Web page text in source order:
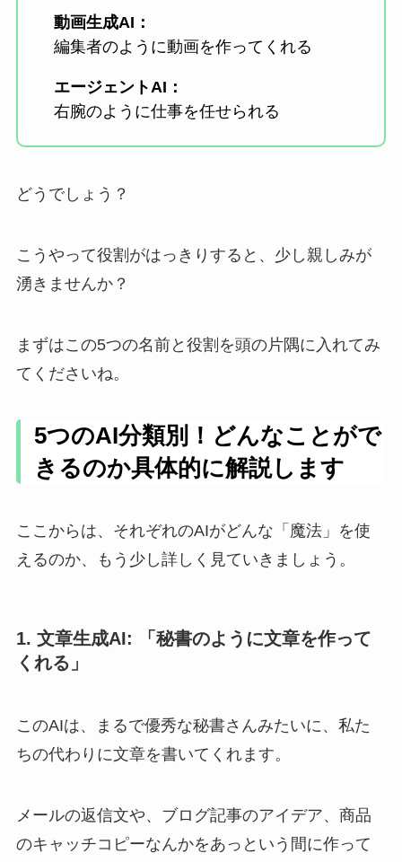
動画生成AI：
編集者のように動画を作ってくれる
エージェントAI：
右腕のように仕事を任せられる
どうでしょう？
こうやって役割がはっきりすると、少し親しみが
湧きませんか？
まずはこの5つの名前と役割を頭の片隅に入れてみ
てくださいね。
5つのAI分類別！どんなことがで
きるのか具体的に解説します
ここからは、それぞれのAIがどんな「魔法」を使
えるのか、もう少し詳しく見ていきましょう。
1. 文章生成AI: 「秘書のように文章を作って
くれる」
このAIは、まるで優秀な秘書さんみたいに、私た
ちの代わりに文章を書いてくれます。
メールの返信文や、ブログ記事のアイデア、商品
のキャッチコピーなんかをあっという間に作って